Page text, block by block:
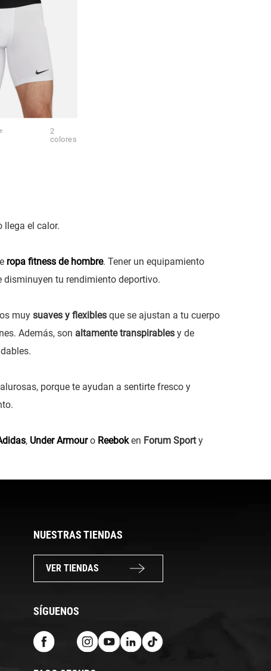
2
colores
llega el calor.
ropa fitness de hombre. Tener un equipamiento
tu rendimiento deportivo.
muysuaves y flexibles que se ajustan a tu cuerpo
Además, son altamente transpirables y de
porque te ayudan a sentirte fresco y
, Under Armouro Reeboken Forum Sporty
NUESTRAS TIENDAS
VER TIENDAS
SÍGUENOS